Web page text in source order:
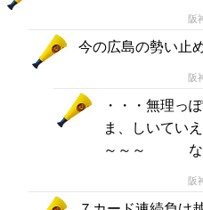
阪
今の広島の勢い止
阪
・・・無理っぽ
ま、しいてい
～～～ な
阪